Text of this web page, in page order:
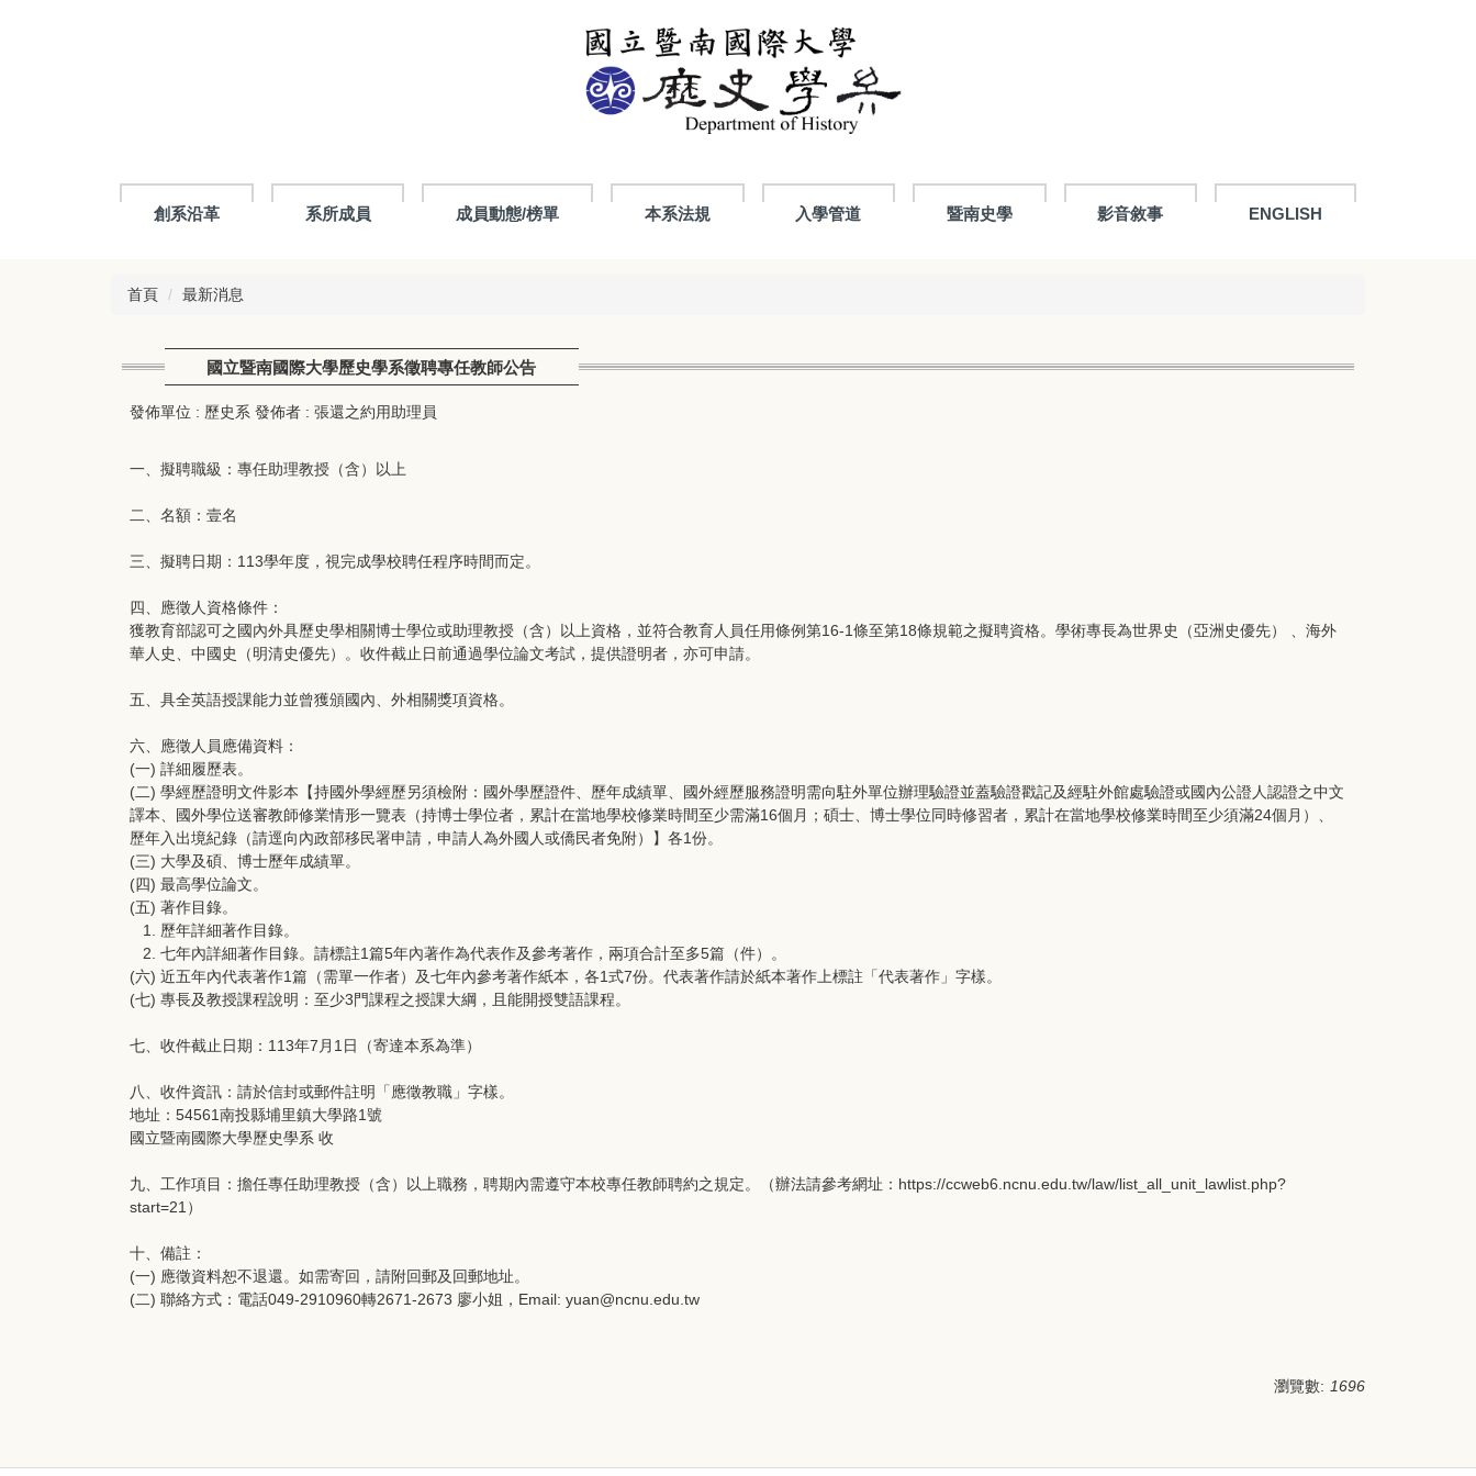
創系沿革 系所成員 成員動態/榜單 本系法規 入學管道 暨南史學 影音敘事 ENGLISH
首頁 最新消息
國立暨南國際大學歷史學系徵聘專任教師公告
發佈單位 : 歷史系 發佈者 : 張還之約用助理員
一、擬聘職級：專任助理教授（含）以上
二、名額：壹名
三、擬聘日期：113學年度，視完成學校聘任程序時間而定。
四、應徵人資格條件：
獲教育部認可之國內外具歷史學相關博士學位或助理教授（含）以上資格，並符合教育人員任用條例第16-1條至第18條規範之擬聘資格。學術專長為世界史（亞洲史優先） 、海外
華人史、中國史（明清史優先）。收件截止日前通過學位論文考試，提供證明者，亦可申請。
五、具全英語授課能力並曾獲頒國內、外相關獎項資格。
六、應徵人員應備資料：
(一) 詳細履歷表。
(二) 學經歷證明文件影本【持國外學經歷另須檢附：國外學歷證件、歷年成績單、國外經歷服務證明需向駐外單位辦理驗證並蓋驗證戳記及經駐外館處驗證或國內公證人認證之中文
譯本、國外學位送審教師修業情形一覽表（持博士學位者，累計在當地學校修業時間至少需滿16個月；碩士、博士學位同時修習者，累計在當地學校修業時間至少須滿24個月）、
歷年入出境紀錄（請逕向內政部移民署申請，申請人為外國人或僑民者免附）】各1份。
(三) 大學及碩、博士歷年成績單。
(四) 最高學位論文。
(五) 著作目錄。
1. 歷年詳細著作目錄。
2. 七年內詳細著作目錄。請標註1篇5年內著作為代表作及參考著作，兩項合計至多5篇（件）。
(六) 近五年內代表著作1篇（需單一作者）及七年內參考著作紙本，各1式7份。代表著作請於紙本著作上標註「代表著作」字樣。
(七) 專長及教授課程說明：至少3門課程之授課大綱，且能開授雙語課程。
七、收件截止日期：113年7月1日（寄達本系為準）
八、收件資訊：請於信封或郵件註明「應徵教職」字樣。
地址：54561南投縣埔里鎮大學路1號
國立暨南國際大學歷史學系 收
九、工作項目：擔任專任助理教授（含）以上職務，聘期內需遵守本校專任教師聘約之規定。（辦法請參考網址：https://ccweb6.ncnu.edu.tw/law/list_all_unit_lawlist.php?
start=21）
十、備註：
(一) 應徵資料恕不退還。如需寄回，請附回郵及回郵地址。
(二) 聯絡方式：電話049-2910960轉2671-2673 廖小姐，Email: yuan@ncnu.edu.tw
瀏覽數: 1696